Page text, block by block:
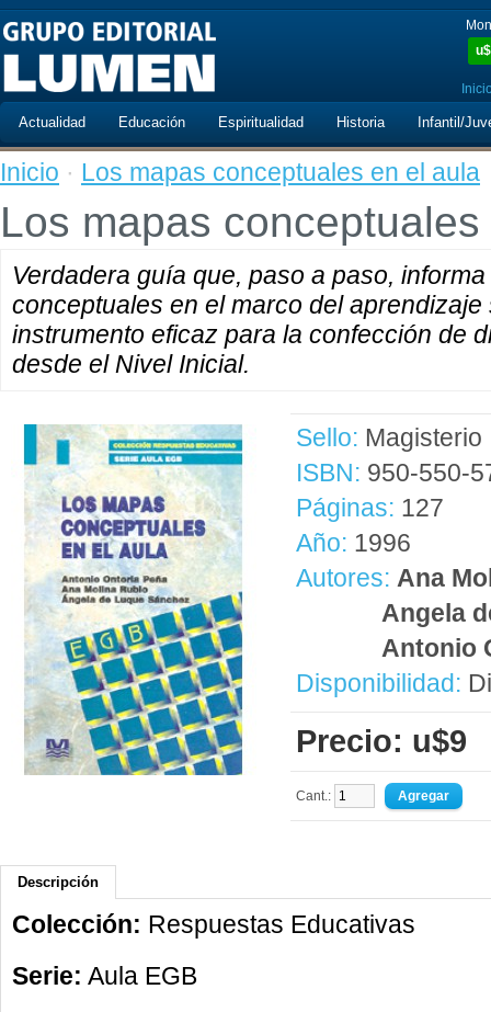
u$
Actualidad Educación Espiritualidad Historia Infantil/
Inicio · Los mapas conceptuales en el aula
Los mapas
Verdadera guía que, paso a paso,
conceptuales en el marco del
instrumento eficaz para la confección de
desde el Nivel Inicial.
Sello: Magisterio
ISBN: 950-550-
Páginas: 127
Año: 1996
Autores: Ana
Angela
Antonio
Disponibilidad:
Precio: u$9
Cant.:
Descripción
Colección: Respuestas Educativas
Serie: Aula EGB